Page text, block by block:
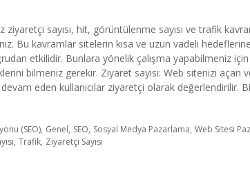
sayısı, hit, görüntülenme sayısı ve trafik
Bu kavramlar sitelerin kısa ve uzun vadeli hedeflerine
etkilidir. Bunlara yönelik çalışma yapabilmeniz için
bilmeniz gerekir. Ziyaret sayısı: Web sitenizi açan
eden kullanıcılar ziyaretçi olarak değerlendirilir.
(SEO) Genel SEO Sosyal Medya Pazarlama Web Sitesi
Trafik Ziyaretçi Sayısı